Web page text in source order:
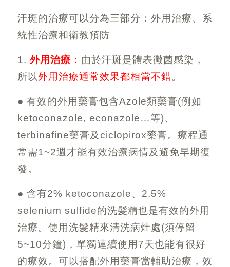
汗斑的治療可以分為三部分：外用治療、系
統性治療和衛教預防
1. 外用治療 ： 由於汗斑是體表黴菌感染，
所以外用治療通常效果都相當不錯。
● 有效的外用藥膏包含Azole類藥膏(例如
ketoconazole, econazole…等)、
terbinafine藥膏及ciclopirox藥膏。療程通
常需1~2週才能有效治療病情及避免早期復
發。
● 含有2% ketoconazole、 2.5%
selenium sulfide的洗髮精也是有效的外用
治療。使用洗髮精來清洗病灶處(須停留
5~10分鐘) ，單獨連續使用 7天也能有很好
的療效。可以搭配外用藥膏當輔助治療，效